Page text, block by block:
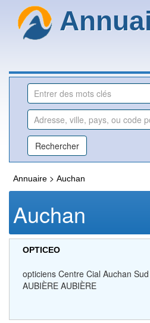
Annuaire > Auchan
Auchan
OPTICEO
opticiens Centre Cial Auchan
AUBIÈRE AUBIÈRE